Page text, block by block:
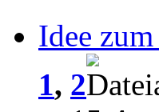
Idee
1, 2